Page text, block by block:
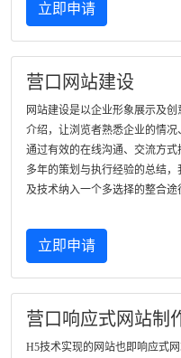
立即申请
营口网站建设
网站建设是以企业形象展示及
介绍，让浏览者熟悉企业的情
通过有效的在线沟通、交流方
多年的策划与执行经验的总结
及技术纳入一个多选择的整合途
立即申请
营口响应式网站制
H5技术实现的网站也即响应式